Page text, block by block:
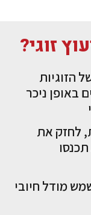
זוגי?
הזוגיות
באופן ניכר
לחזק את
מודל חיובי